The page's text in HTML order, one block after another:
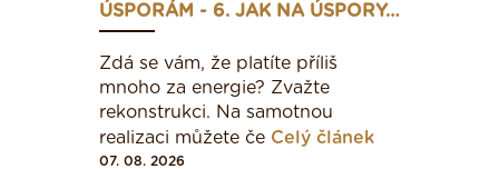
ÚSPORÁM - 6. JAK NA ÚSPORY…
Zdá se vám, že platíte příliš
mnoho za energie? Zvažte
rekonstrukci. Na samotnou
realizaci můžete če Celý článek
07. 08. 2026